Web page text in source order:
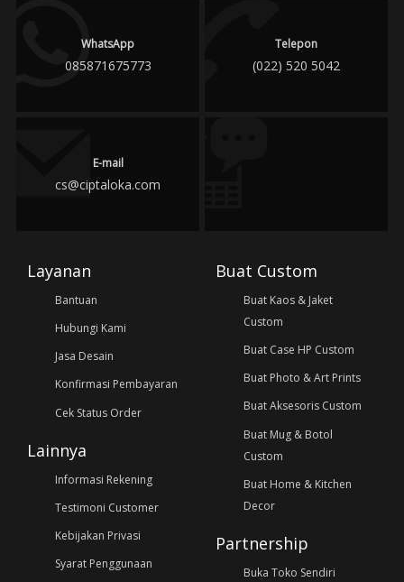
WhatsApp
085871675773
Telepon
(022) 520 5042
E-mail
cs@ciptaloka.com
Layanan
Bantuan
Hubungi Kami
Jasa Desain
Konfirmasi Pembayaran
Cek Status Order
Lainnya
Informasi Rekening
Testimoni Customer
Kebijakan Privasi
Syarat Penggunaan
Buat Custom
Buat Kaos & Jaket
Custom
Buat Case HP Custom
Buat Photo & Art Prints
Buat Aksesoris Custom
Buat Mug & Botol
Custom
Buat Home & Kitchen
Decor
Partnership
Buka Toko Sendiri